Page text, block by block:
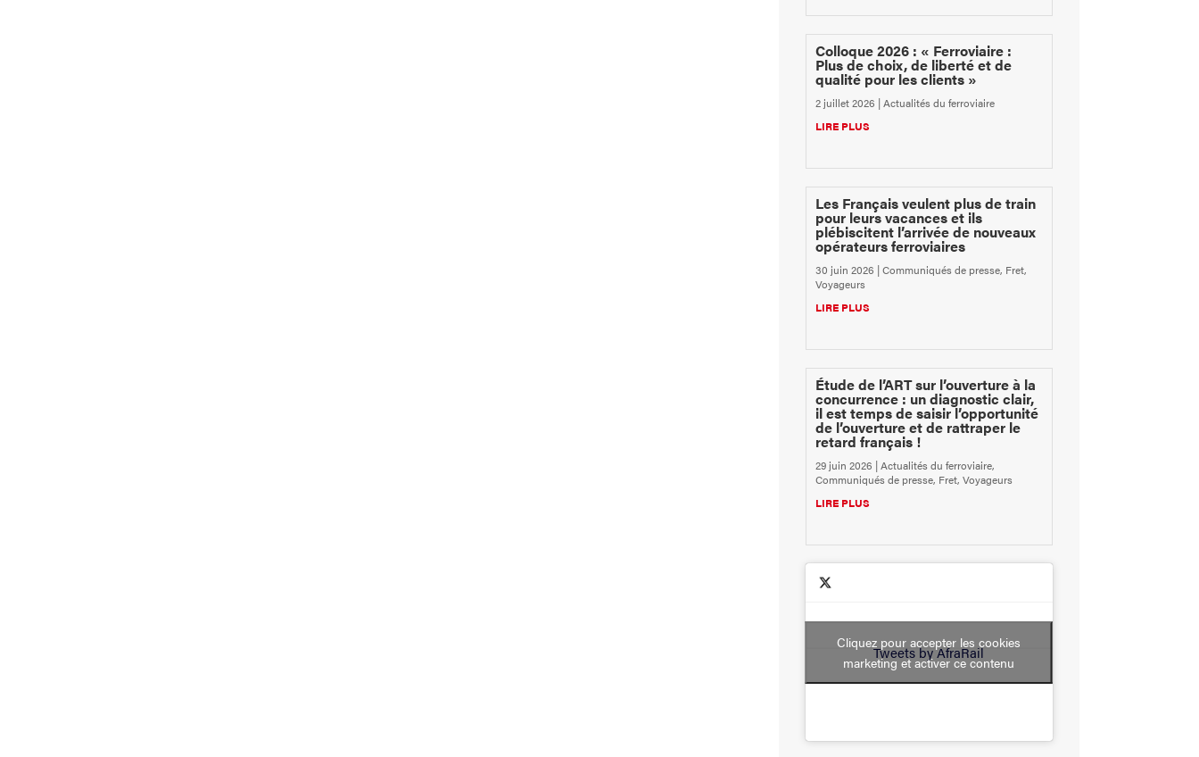
Colloque 2026 : « Ferroviaire :
Plus de choix, de liberté et de
qualité pour les clients »
2 juillet 2026 |Actualités du ferroviaire
LIRE PLUS
Les Français veulent plus de train
pour leurs vacances et ils
plébiscitent l’arrivée de nouveaux
opérateurs ferroviaires
30 juin 2026 |Communiqués de presse, Fret,
Voyageurs
LIRE PLUS
Étude de l’ART sur l’ouverture à la
concurrence : un diagnostic clair,
il est temps de saisir l’opportunité
de l’ouverture et de rattraper le
retard français !
29 juin 2026 |Actualités du ferroviaire,
Communiqués de presse, Fret, Voyageurs
LIRE PLUS
Tweets by AfraRail
Cliquez pour accepter les cookies
marketing et activer ce contenu